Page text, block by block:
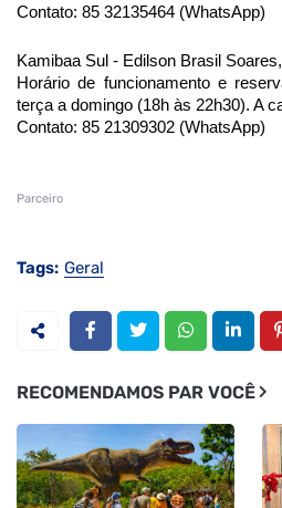
Contato: 85 32135464 (WhatsApp)
Kamibaa Sul - Edilson Brasil
Horário de funcionamento e
terça a domingo (18h às 22h30). A
Contato: 85 21309302 (WhatsApp)
Parceiro
Tags: Geral
RECOMENDAMOS PAR VOCÊ